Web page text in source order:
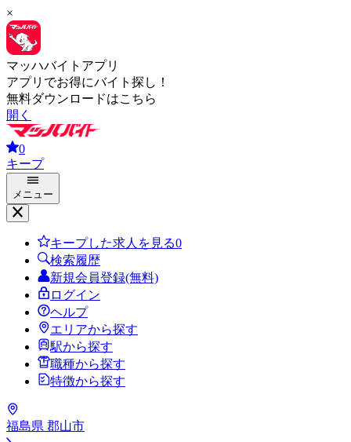
×
マッハバイトアプリ
アプリでお得にバイト探し！
無料ダウンロードはこちら
開く
0
キープ
メニュー
キープした求人を見る0
検索履歴
新規会員登録(無料)
ログイン
ヘルプ
エリアから探す
駅から探す
職種から探す
特徴から探す
福島県 郡山市